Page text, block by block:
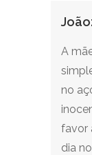
A
no
favor
dia